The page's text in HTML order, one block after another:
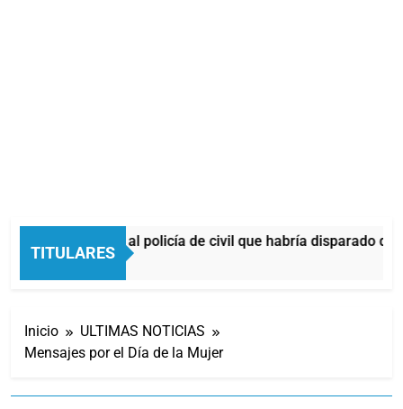
TITULARES
Identificaron al policía de civil que habría disparado
36 Minutos Atrás
Inicio
ULTIMAS NOTICIAS
Mensajes por el Día de la Mujer